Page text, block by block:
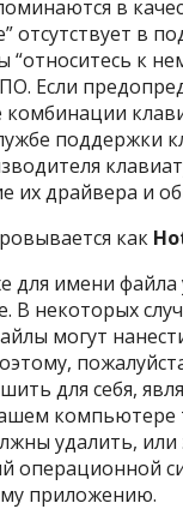
в
отсутствует в
“относитесь к
Если
комбинации
поддержки
их драйвера и
как
для имени файла
В некоторых
могут
для себя,
компьютере
удалить, или
операционной
приложению.